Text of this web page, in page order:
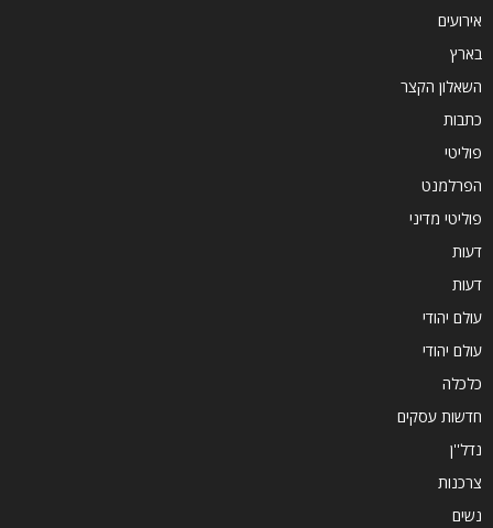
אירועים
בארץ
השאלון הקצר
כתבות
פוליטי
הפרלמנט
פוליטי מדיני
דעות
דעות
עולם יהודי
עולם יהודי
כלכלה
חדשות עסקים
נדל''ן
צרכנות
נשים